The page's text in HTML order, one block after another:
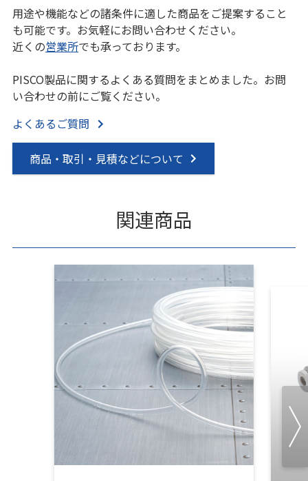
用途や機能などの諸条件に適した商品をご提案すること
も可能です。お気軽にお問い合わせください。
近くの営業所でも承っております。
PISCO製品に関するよくある質問をまとめました。お問
い合わせの前にご覧ください。
よくあるご質問
商品・取引・見積などについて
関連商品